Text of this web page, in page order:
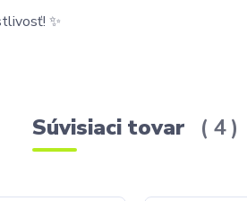
✨
Súvisiaci tovar 4